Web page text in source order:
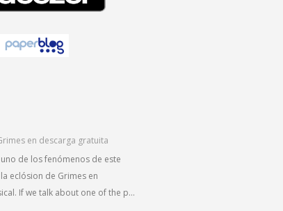
en descarga gratuita
de los fenómenos de este
eclósion de Grimes en
If we talk about one of the p...